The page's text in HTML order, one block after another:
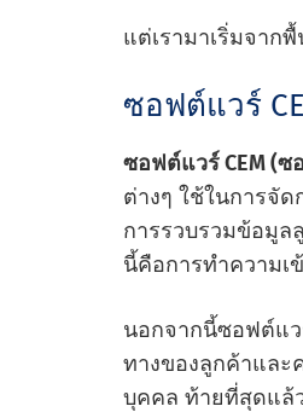
แต่เรามาเริ่มจาก
ซอฟต์แวร์
ซอฟต์แวร์ CEM (
ต่างๆ ใช้ในการจั
การรวบรวมข้อมูล
นี้คือการทําความเ
นอกจากนี้ซอฟต์แว
ทางของลูกค้าแล
บุคคล ท้ายที่สุดแล้